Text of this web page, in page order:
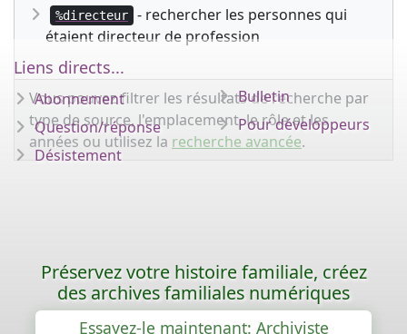
%directeur
- rechercher les personnes qui
étaient directeur de profession
Vous pouvez filtrer les résultats de recherche par
type de source, l'emplacement, le rôle et les
années ou utilisez la recherche avancée.
Liens directs...
Abonnement
Question/réponse
Désistement
Bulletin
Pour développeurs
Préservez votre histoire familiale, créez
des archives familiales numériques
Essayez-le maintenant: Archiviste